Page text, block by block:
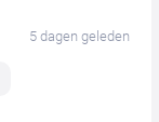
5 dagen geleden